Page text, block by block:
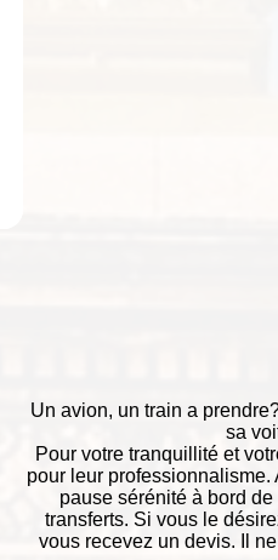
Un avion, un train a
sa
Pour votre tranquillité et
pour leur professionnalisme.
pause sérénité à bord
transferts. Si vous le
vous recevez un devis. Il